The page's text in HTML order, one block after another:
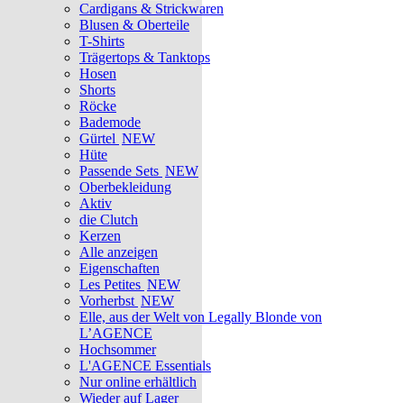
Cardigans & Strickwaren
Blusen & Oberteile
T-Shirts
Trägertops & Tanktops
Hosen
Shorts
Röcke
Bademode
Gürtel NEW
Hüte
Passende Sets NEW
Oberbekleidung
Aktiv
die Clutch
Kerzen
Alle anzeigen
Eigenschaften
Les Petites NEW
Vorherbst NEW
Elle, aus der Welt von Legally Blonde von
L’AGENCE
Hochsommer
L'AGENCE Essentials
Nur online erhältlich
Wieder auf Lager